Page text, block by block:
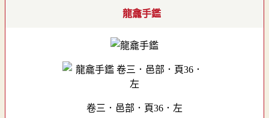
龍龕手鑑
卷三．邑部．頁36．左